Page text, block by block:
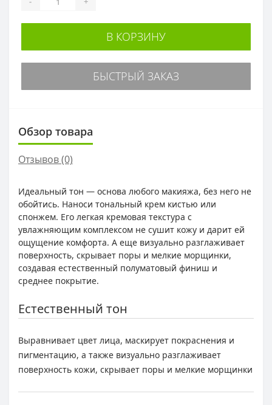
В КОРЗИНУ
БЫСТРЫЙ ЗАКАЗ
Обзор товара
Отзывов (0)
Идеальный тон — основа любого макияжа, без него не
обойтись. Наноси тональный крем кистью или
спонжем. Его легкая кремовая текстура с
увлажняющим комплексом не сушит кожу и дарит ей
ощущение комфорта. А еще визуально разглаживает
поверхность, скрывает поры и мелкие морщинки,
создавая естественный полуматовый финиш и
среднее покрытие.
Естественный тон
Выравнивает цвет лица, маскирует покраснения и
пигментацию, а также визуально разглаживает
поверхность кожи, скрывает поры и мелкие морщинки